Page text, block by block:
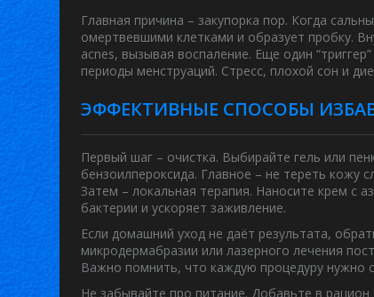
Главная причина – закупорка пор. Когда
омертвевшими клетками и образует пробку.
acnes, вызывая воспаление. Еще один
периоды менструаций. Стресс, плохой сон и
ЭФФЕКТИВНЫЕ СПОСОБЫ
Первый шаг – очистка. Выбирайте гель или
бензоилпероксида. Главное – не тереть кожу
Затем – локальная терапия. Наносите крем с
бактерии и ускоряет заживление.
Если домашний уход не даёт результата,
микродермабразии или лазерного лечения
Важно помнить, что каждую процедуру нужно
Не забывайте про питание. Добавьте в